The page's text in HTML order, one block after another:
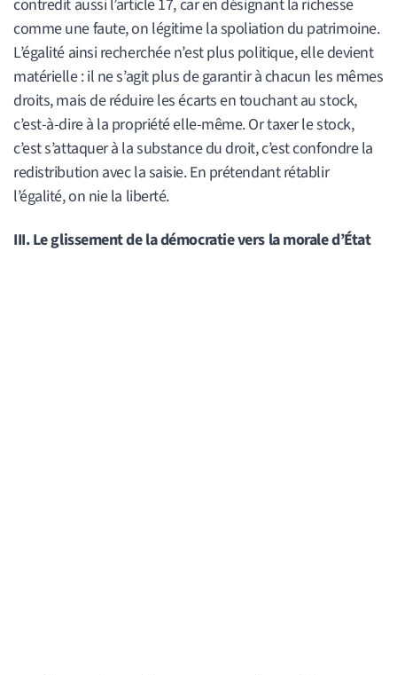
contredit aussi l’article 17, car en désignant la richesse
comme une faute, on légitime la spoliation du patrimoine.
L’égalité ainsi recherchée n’est plus politique, elle devient
matérielle : il ne s’agit plus de garantir à chacun les mêmes
droits, mais de réduire les écarts en touchant au stock,
c’est-à-dire à la propriété elle-même. Or taxer le stock,
c’est s’attaquer à la substance du droit, c’est confondre la
redistribution avec la saisie. En prétendant rétablir
l’égalité, on nie la liberté.
III. Le glissement de la démocratie vers la morale d’État